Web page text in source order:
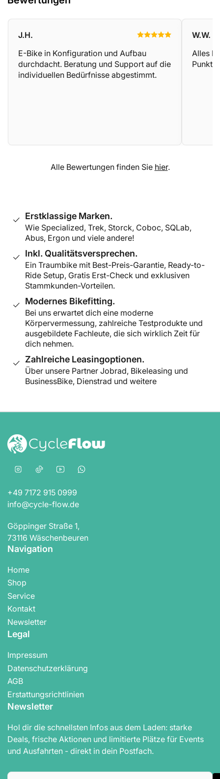
J.H.
E-Bike in Konfiguration und Aufbau
durchdacht. Beratung und Support auf die
individuellen Bedürfnisse abgestimmt.
W.W.
Alles
Alle Bewertungen finden Sie hier.
Erstklassige Marken.
Wie Specialized, Trek, Storck, Coboc, SQLab,
Abus, Ergon und viele andere!
Inkl. Qualitätsversprechen.
Ein Traumbike mit Best-Preis-Garantie, Ready-to-
Ride Setup, Gratis Erst-Check und exklusiven
Stammkunden-Vorteilen.
Modernes Bikefitting.
Bei uns erwartet dich eine moderne
Körpervermessung, zahlreiche Testprodukte und
ausgebildete Fachleute, die sich wirklich Zeit für
dich nehmen.
Zahlreiche Leasingoptionen.
Über unsere Partner Jobrad, Bikeleasing und
BusinessBike, Dienstrad und weitere
InstagramTikTokYouTubeWhatsApp
+49 7172 915 0999
info@cycle-flow.de
Göppinger Straße 1,
73116 Wäschenbeuren
Navigation
Home
Shop
Service
Kontakt
Newsletter
Legal
Impressum
Datenschutzerklärung
AGB
Erstattungsrichtlinien
Newsletter
Hol dir die schnellsten Infos aus dem Laden: starke
Deals, frische Aktionen und limitierte Plätze für Events
und Ausfahrten - direkt in dein Postfach.
Deine